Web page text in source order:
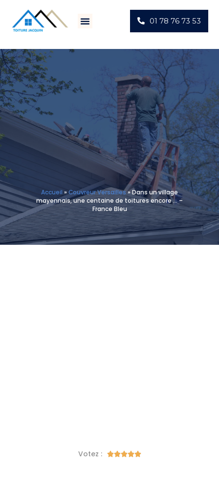
01 78 76 73 53
Accueil »Couvreur Versailles»Dans un village
mayennais, une centaine de toitures encore … –
France Bleu
Votez : 